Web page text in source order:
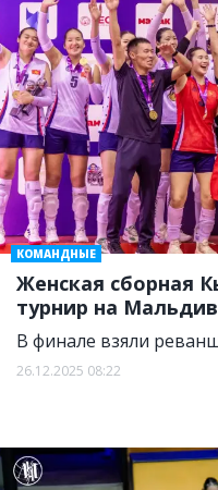
Женская сборная
турнир на
В финале взяли
26.12.2025 08:22
КОМАНДНЫЕ